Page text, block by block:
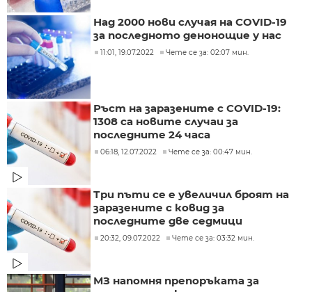
Над 2000 нови случая на COVID-19
за последното денонощие у нас
11:01, 19.07.2022 Чете се за: 02:07 мин.
Ръст на заразените с COVID-19:
1308 са новите случаи за
последните 24 часа
06:18, 12.07.2022 Чете се за: 00:47 мин.
Три пъти се е увеличил броят на
заразените с ковид за
последните две седмици
20:32, 09.07.2022 Чете се за: 03:32 мин.
МЗ напомня препоръката за